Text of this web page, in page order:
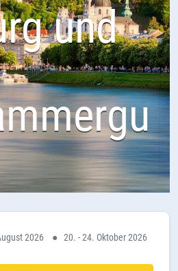
und
2026 ● 20. - 24. Oktober 2026